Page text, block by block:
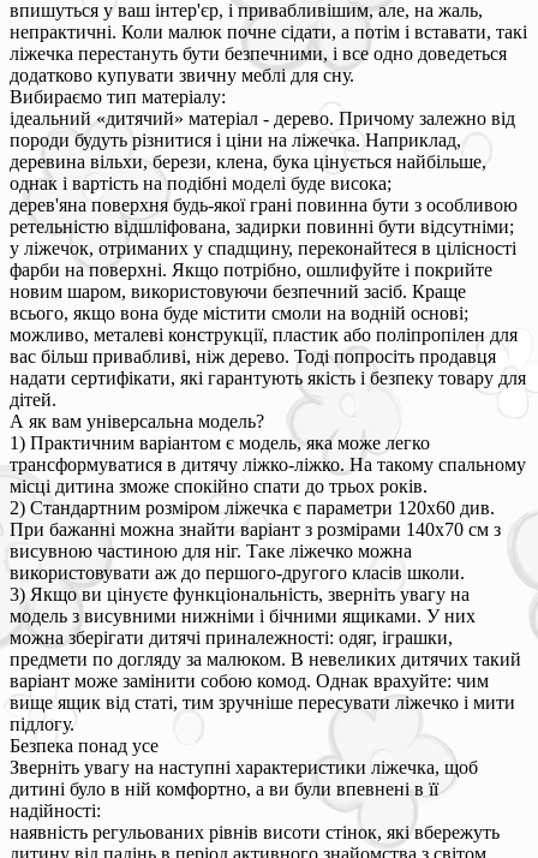
впишуться у ваш інтер'єр, і привабливішим, але, на жаль,
непрактичні. Коли малюк почне сідати, а потім і вставати, такі
ліжечка перестануть бути безпечними, і все одно доведеться
додатково купувати звичну меблі для сну.
Вибираємо тип матеріалу:
ідеальний «дитячий» матеріал - дерево. Причому залежно від
породи будуть різнитися і ціни на ліжечка. Наприклад,
деревина вільхи, берези, клена, бука цінується найбільше,
однак і вартість на подібні моделі буде висока;
дерев'яна поверхня будь-якої грані повинна бути з особливою
ретельністю відшліфована, задирки повинні бути відсутніми;
у ліжечок, отриманих у спадщину, переконайтеся в цілісності
фарби на поверхні. Якщо потрібно, ошлифуйте і покрийте
новим шаром, використовуючи безпечний засіб. Краще
всього, якщо вона буде містити смоли на водній основі;
можливо, металеві конструкції, пластик або поліпропілен для
вас більш привабливі, ніж дерево. Тоді попросіть продавця
надати сертифікати, які гарантують якість і безпеку товару для
дітей.
А як вам універсальна модель?
1) Практичним варіантом є модель, яка може легко
трансформуватися в дитячу ліжко-ліжко. На такому спальному
місці дитина зможе спокійно спати до трьох років.
2) Стандартним розміром ліжечка є параметри 120х60 див.
При бажанні можна знайти варіант з розмірами 140х70 см з
висувною частиною для ніг. Таке ліжечко можна
використовувати аж до першого-другого класів школи.
3) Якщо ви цінуєте функціональність, зверніть увагу на
модель з висувними нижніми і бічними ящиками. У них
можна зберігати дитячі приналежності: одяг, іграшки,
предмети по догляду за малюком. В невеликих дитячих такий
варіант може замінити собою комод. Однак врахуйте: чим
вище ящик від статі, тим зручніше пересувати ліжечко і мити
підлогу.
Безпека понад усе
Зверніть увагу на наступні характеристики ліжечка, щоб
дитині було в ній комфортно, а ви були впевнені в її
надійності:
наявність регульованих рівнів висоти стінок, які вбережуть
дитину від падінь в період активного знайомства з світом.